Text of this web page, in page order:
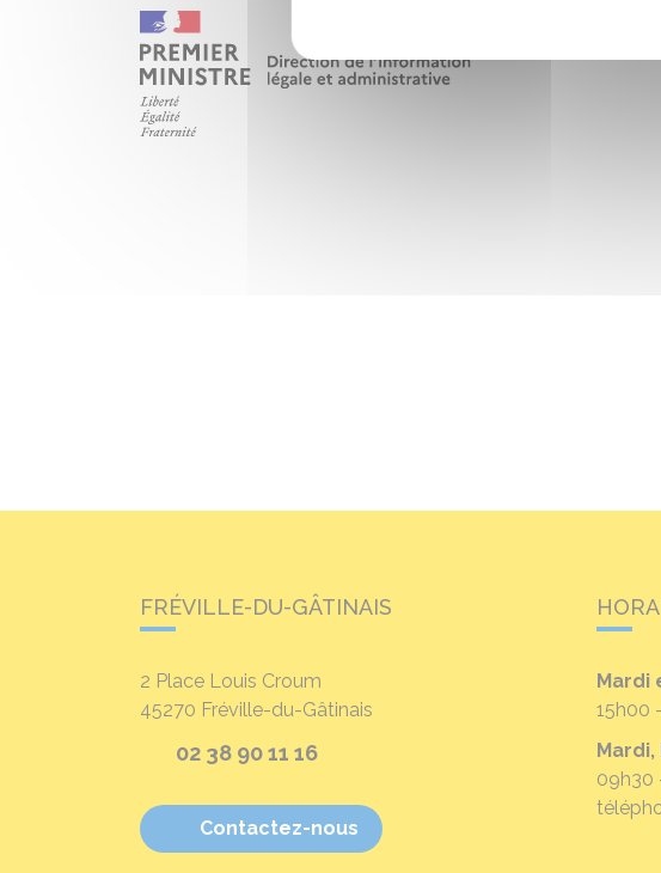
FRÉVILLE-DU-GÂTINAIS
2 Place Louis Croum
45270 Fréville-du-Gâtinais
02 38 90 11 16
Contactez-nous
Mardi
15h00
09h30